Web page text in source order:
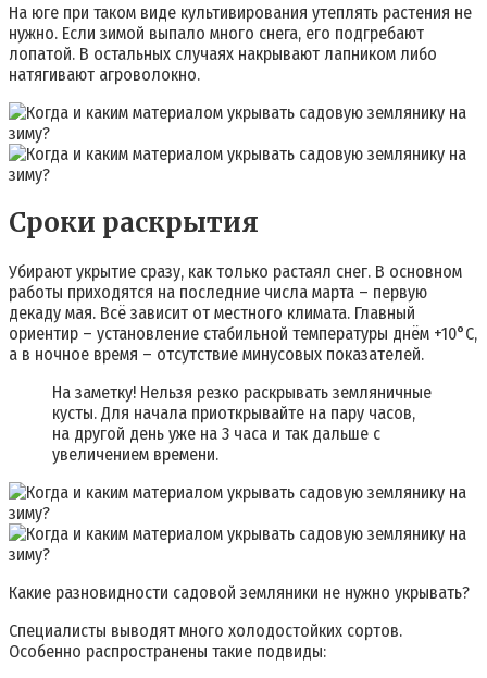
На юге при таком виде культивирования утеплять растения не
нужно. Если зимой выпало много снега, его подгребают
лопатой. В остальных случаях накрывают лапником либо
натягивают агроволокно.
Сроки раскрытия
Убирают укрытие сразу, как только растаял снег. В основном
работы приходятся на последние числа марта – первую
декаду мая. Всё зависит от местного климата. Главный
ориентир – установление стабильной температуры днём +10°C,
а в ночное время – отсутствие минусовых показателей.
На заметку! Нельзя резко раскрывать земляничные
кусты. Для начала приоткрывайте на пару часов,
на другой день уже на 3 часа и так дальше с
увеличением времени.
Какие разновидности садовой земляники не нужно укрывать?
Специалисты выводят много холодостойких сортов.
Особенно распространены такие подвиды: